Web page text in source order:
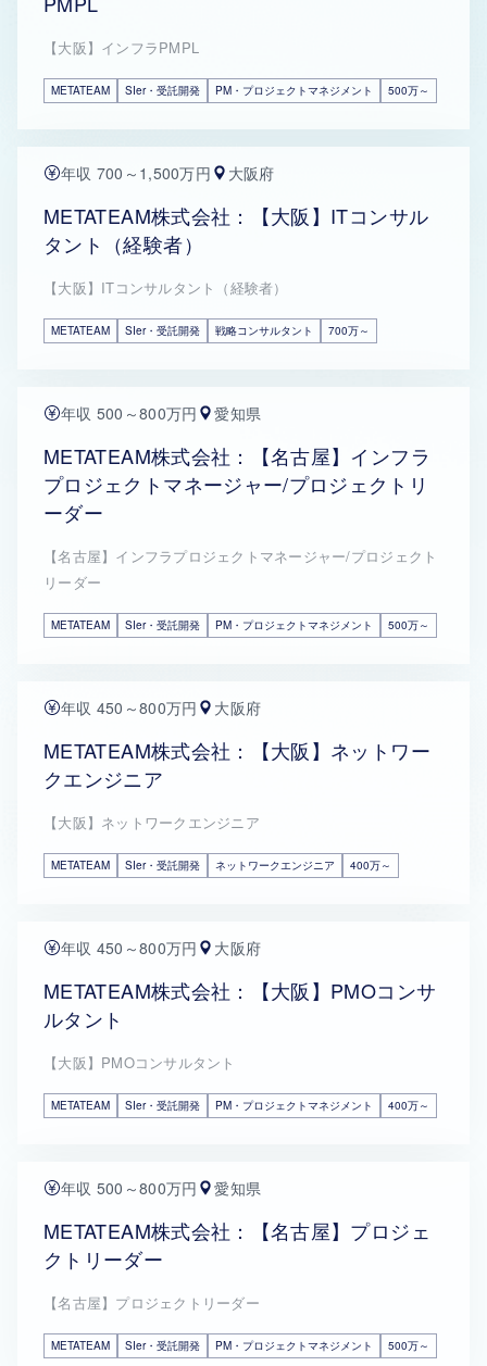
【大阪】インフラPMPL
METATEAM SIer・受託開発 PM・プロジェクトマネジメント 500万～
年収 700～1,500万円 大阪府
METATEAM株式会社：【大阪】ITコンサル
タント（経験者）
【大阪】ITコンサルタント（経験者）
METATEAM SIer・受託開発 戦略コンサルタント 700万～
年収 500～800万円 愛知県
METATEAM株式会社：【名古屋】インフラ
プロジェクトマネージャー/プロジェクトリ
ーダー
【名古屋】インフラプロジェクトマネージャー/プロジェクト
リーダー
METATEAM SIer・受託開発 PM・プロジェクトマネジメント 500万～
年収 450～800万円 大阪府
METATEAM株式会社：【大阪】ネットワー
クエンジニア
【大阪】ネットワークエンジニア
METATEAM SIer・受託開発 ネットワークエンジニア 400万～
年収 450～800万円 大阪府
METATEAM株式会社：【大阪】PMOコンサ
ルタント
【大阪】PMOコンサルタント
METATEAM SIer・受託開発 PM・プロジェクトマネジメント 400万～
年収 500～800万円 愛知県
METATEAM株式会社：【名古屋】プロジェ
クトリーダー
【名古屋】プロジェクトリーダー
METATEAM SIer・受託開発 PM・プロジェクトマネジメント 500万～